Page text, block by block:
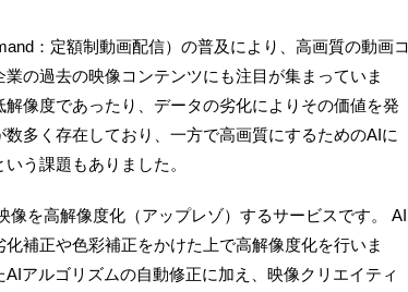
：定額制動画配信）の普及により、高画質の動画コ
の過去の映像コンテンツにも注目が集まっていま
像度であったり、データの劣化によりその価値を発
多く存在しており、一方で高画質にするためのAIに
う課題もありました。
像を高解像度化（アップレゾ）するサービスです。 AI
補正や色彩補正をかけた上で高解像度化を行いま
アルゴリズムの自動修正に加え、映像クリエイティ